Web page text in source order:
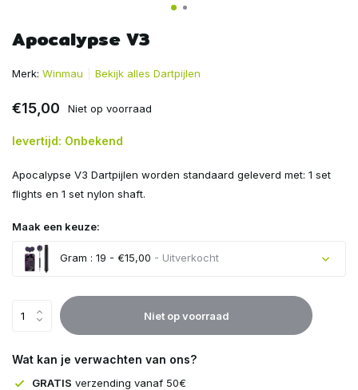
Apocalypse V3
Merk: Winmau Bekijk alles Dartpijlen
€15,00 Niet op voorraad
levertijd: Onbekend
Apocalypse V3 Dartpijlen worden standaard geleverd met: 1 set
flights en 1 set nylon shaft.
Maak een keuze:
Gram : 19 - €15,00 - Uitverkocht
Uitverkocht
Uitverkocht
Niet op voorraad
Wat kan je verwachten van ons?
GRATIS verzending vanaf 50€